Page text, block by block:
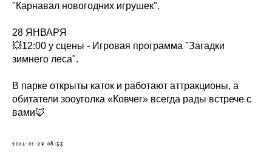
"Карнавал новогодних игрушек".
28 ЯНВАРЯ
💥12:00 у сцены - Игровая программа "Загадки
зимнего леса".
В парке открыты каток и работают аттракционы, а
обитатели зооуголка «Ковчег» всегда рады встрече с
вами🦊
2024-01-27 08:33